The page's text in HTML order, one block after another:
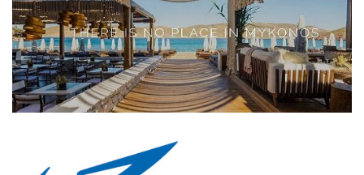
Γλώσσα
Ελληνικά English